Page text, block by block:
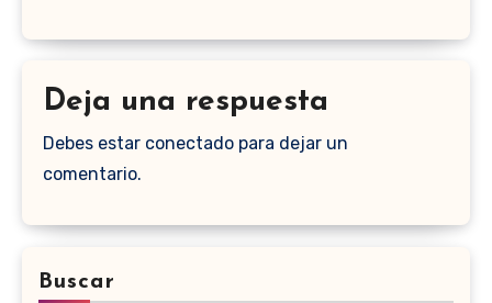
Deja una respuesta
Debes estar conectado para dejar un
comentario.
Buscar